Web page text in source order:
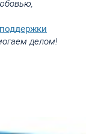
делом!